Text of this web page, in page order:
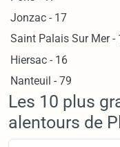
Jonzac - 17
Saint Palais Sur Mer -
Hiersac - 16
Nanteuil - 79
Les 10 plus
alentours de